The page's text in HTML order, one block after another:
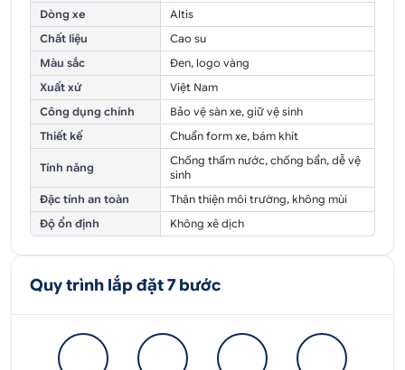
Dòng xe
Altis
Chất liệu
Cao su
Màu sắc
Đen, logo vàng
Xuất xứ
Việt Nam
Công dụng chính
Bảo vệ sàn xe, giữ vệ sinh
Thiết kế
Chuẩn form xe, bám khít
Tính năng
Chống thấm nước, chống bẩn, dễ vệ
sinh
Đặc tính an toàn
Thân thiện môi trường, không mùi
Độ ổn định
Không xê dịch
Quy trình lắp đặt 7 bước